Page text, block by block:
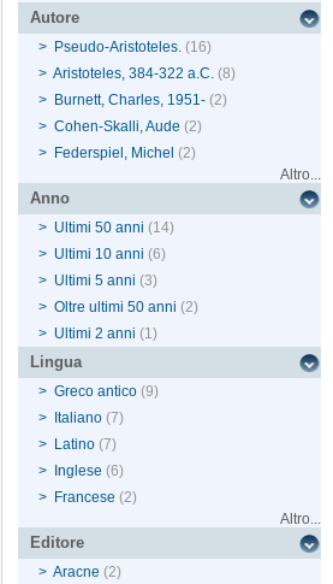
Autore
> Pseudo-Aristoteles. (16)
> Aristoteles, 384-322 a.C. (8)
> Burnett, Charles, 1951- (2)
> Cohen-Skalli, Aude (2)
> Federspiel, Michel (2)
Altro...
Anno
> Ultimi 50 anni (14)
> Ultimi 10 anni (6)
> Ultimi 5 anni (3)
> Oltre ultimi 50 anni (2)
> Ultimi 2 anni (1)
Lingua
> Greco antico (9)
>
Italiano (7)
> Latino (7)
>
Inglese (6)
> Francese (2)
Altro...
Editore
> Aracne (2)